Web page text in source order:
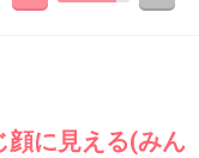
顔に見える(みん